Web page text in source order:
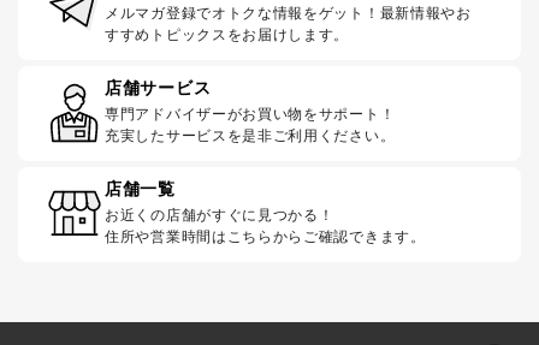
メルマガ登録でオトクな情報をゲット！最新情報やお
すすめトピックスをお届けします。
店舗サービス
専門アドバイザーがお買い物をサポート！
充実したサービスを是非ご利用ください。
店舗一覧
お近くの店舗がすぐに見つかる！
住所や営業時間はこちらからご確認できます。